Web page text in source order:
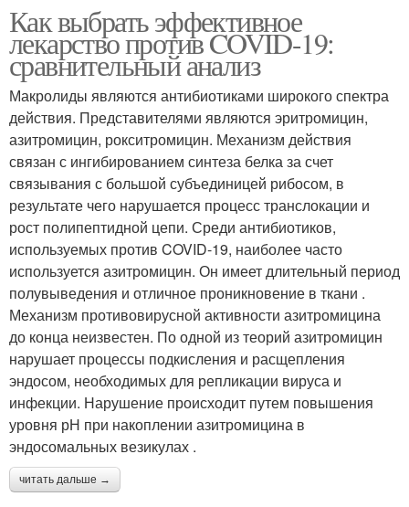
Как выбрать эффективное
лекарство против COVID-19:
сравнительный анализ
Макролиды являются антибиотиками широкого спектра
действия. Представителями являются эритромицин,
азитромицин, рокситромицин. Механизм действия
связан с ингибированием синтеза белка за счет
связывания с большой субъединицей рибосом, в
результате чего нарушается процесс транслокации и
рост полипептидной цепи. Среди антибиотиков,
используемых против COVID-19, наиболее часто
используется азитромицин. Он имеет длительный период
полувыведения и отличное проникновение в ткани .
Механизм противовирусной активности азитромицина
до конца неизвестен. По одной из теорий азитромицин
нарушает процессы подкисления и расщепления
эндосом, необходимых для репликации вируса и
инфекции. Нарушение происходит путем повышения
уровня рН при накоплении азитромицина в
эндосомальных везикулах .
читать дальше →